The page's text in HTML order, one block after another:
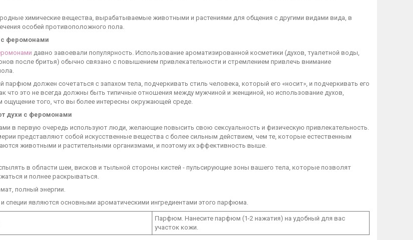
химические вещества, вырабатываемые животными и растениями для общения с другими видами вида, в
особей противоположного пола.
феромонами
давно завоевали популярность. Использование ароматизированной косметики (духов, туалетной воды,
после бритья) обычно связано с повышением привлекательности и стремлением привлечь внимание
должен сочетаться с запахом тела, подчеркивать стиль человека, который его «носит», и подчеркивать его
что это не всегда должны быть типичные отношения между мужчиной и женщиной, но использование духов,
ощущение того, что вы более интересны окружающей среде.
духи с феромонами
в первую очередь используют люди, желающие повысить свою сексуальность и физическую привлекательность.
представляют собой искусственные вещества с более сильным действием, чем те, которые естественным
животными и растительными организмами, и поэтому их эффективность выше.
в области шеи, висков и тыльной стороны кистей - пульсирующие зоны вашего тела, которые позволят
и полнее раскрываться.
полный энергии.
специи являются основными ароматическими ингредиентами этого парфюма.
Парфюм. Нанесите парфюм (1-2 нажатия) на удобный для вас
участок кожи.